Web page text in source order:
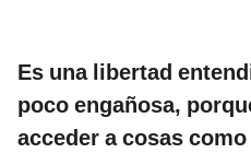
Es una libertad
poco engañosa,
acceder a cosas